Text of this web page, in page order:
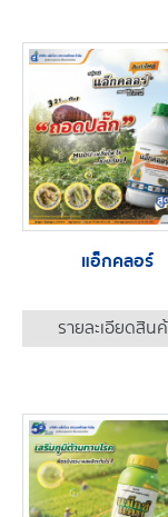
แอ็กคลอร์
รายละเอียดสิน